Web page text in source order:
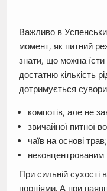
Важливо в
момент, як питний
знати, що можна
достатню кількість
дотримується
компотів, але не
звичайної питної
чаїв на основі трав;
неконцентрованим
При сильній сухості
порціями. А при